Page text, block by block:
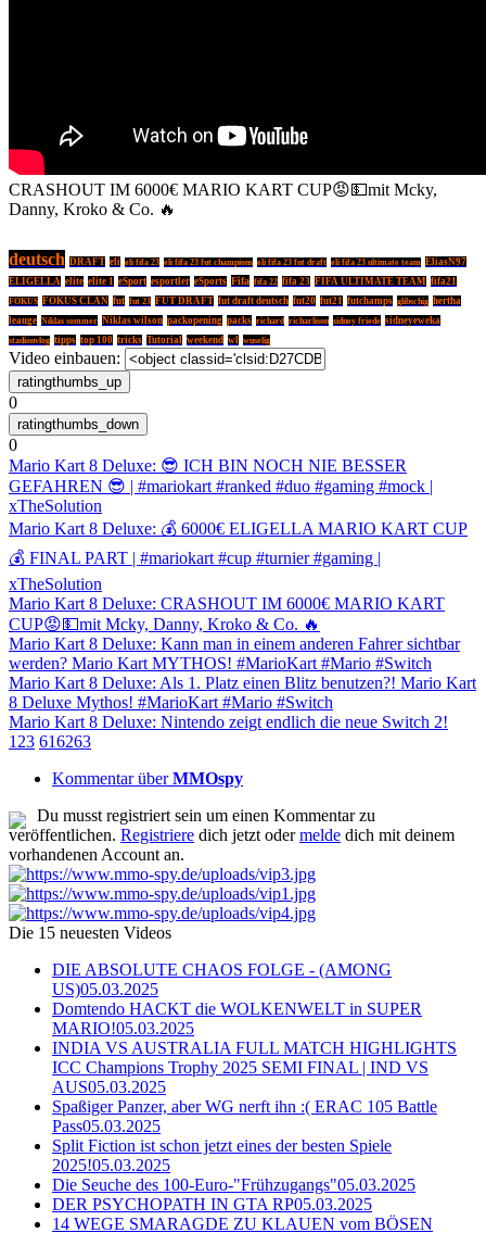
CRASHOUT IM 6000€ MARIO KART CUP😡💵mit Mcky,
Danny, Kroko & Co. 🔥
deutsch DRAFT eli eli fifa 23 eli fifa 23 fut champions eli fifa 23 fut draft eli fifa 23 ultimate team EliasN97
ELIGELLA elite elite 1 eSport esportler eSports Fifa fifa 22 fifa 23 FIFA ULTIMATE TEAM fifa21
FOKUS FOKUS CLAN fut fut 23 FUT DRAFT fut draft deutsch fut20 fut21 futchamps glibschig hertha
leauge Niklas sommer Niklas wilson packopening packs richard richarlison sidney friede sidneyeweka
stadionvlog tipps top 100 tricks Tutorial weekend wl wuselig
Video einbauen:
0
0
Mario Kart 8 Deluxe: 😎 ICH BIN NOCH NIE BESSER
GEFAHREN 😎 | #mariokart #ranked #duo #gaming #mock |
xTheSolution
Mario Kart 8 Deluxe: 💰 6000€ ELIGELLA MARIO KART CUP
💰 FINAL PART | #mariokart #cup #turnier #gaming |
xTheSolution
Mario Kart 8 Deluxe: CRASHOUT IM 6000€ MARIO KART
CUP😡💵mit Mcky, Danny, Kroko & Co. 🔥
Mario Kart 8 Deluxe: Kann man in einem anderen Fahrer sichtbar
werden? Mario Kart MYTHOS! #MarioKart #Mario #Switch
Mario Kart 8 Deluxe: Als 1. Platz einen Blitz benutzen?! Mario Kart
8 Deluxe Mythos! #MarioKart #Mario #Switch
Mario Kart 8 Deluxe: Nintendo zeigt endlich die neue Switch 2!
1 23 616263
Kommentar überMMOspy
Du musst registriert sein um einen Kommentar zu
veröffentlichen. Registriere dich jetzt odermelde dich mit deinem
vorhandenen Account an.
Die 15 neuesten Videos
DIE ABSOLUTE CHAOS FOLGE - (AMONG
US)05.03.2025
Domtendo HACKT die WOLKENWELT in SUPER
MARIO!05.03.2025
INDIA VS AUSTRALIA FULL MATCH HIGHLIGHTS
ICC Champions Trophy 2025 SEMI FINAL | IND VS
AUS05.03.2025
Spaßiger Panzer, aber WG nerft ihn :( ERAC 105 Battle
Pass05.03.2025
Split Fiction ist schon jetzt eines der besten Spiele
2025!05.03.2025
Die Seuche des 100-Euro-"Frühzugangs"05.03.2025
DER PSYCHOPATH IN GTA RP05.03.2025
14 WEGE SMARAGDE ZU KLAUEN vom BÖSEN